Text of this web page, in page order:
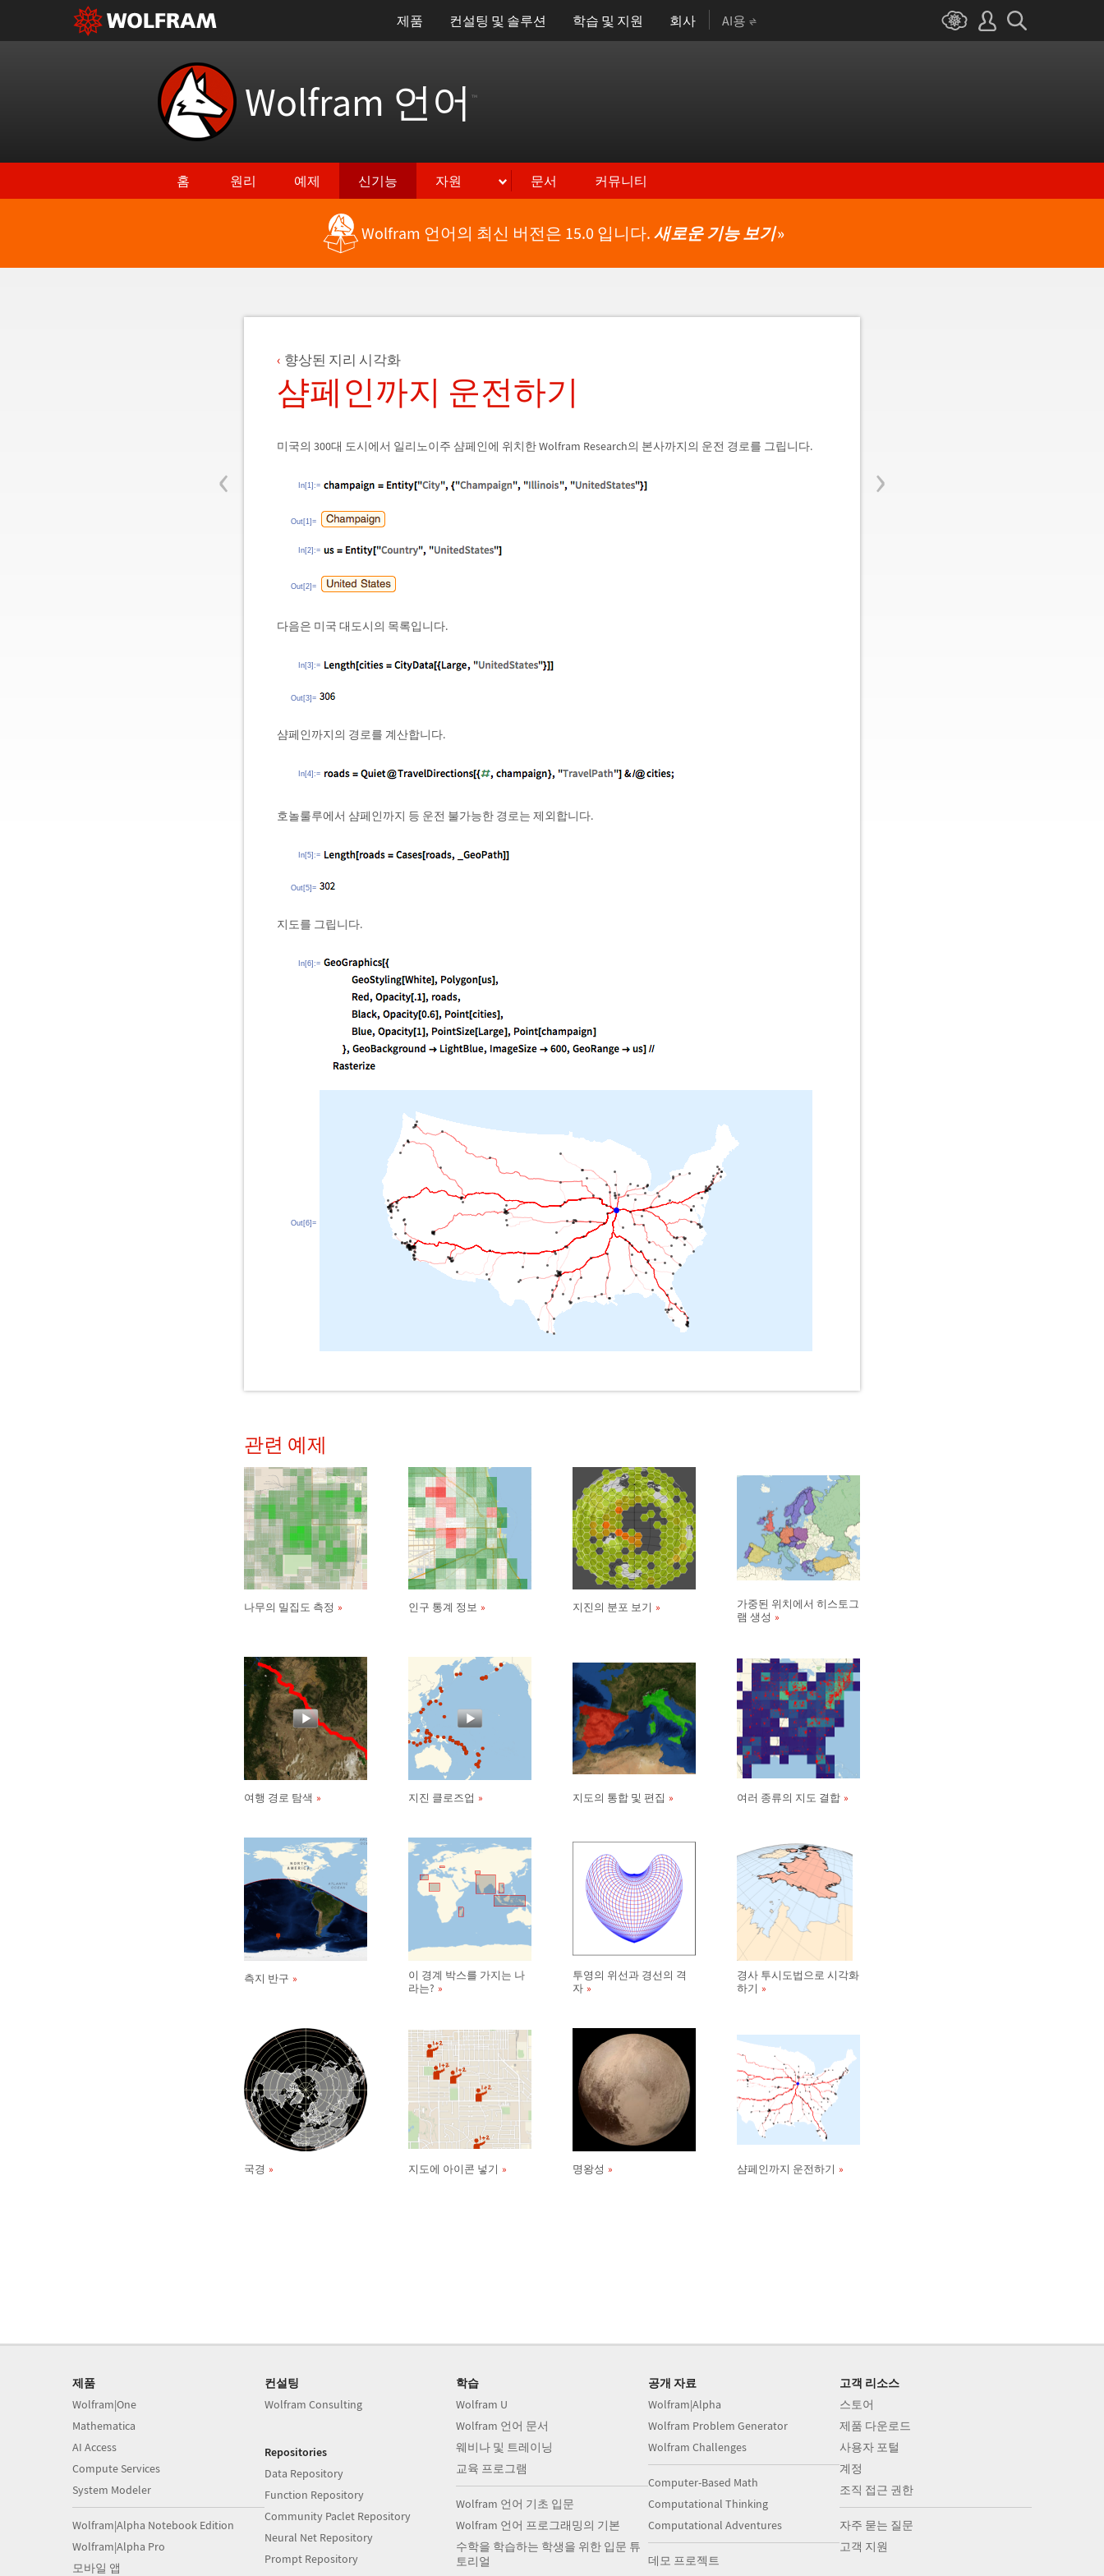
제품 컨설팅 및 솔루션 학습 및 지원 회사 AI용
Wolfram 언어 ™
홈 원리 예제 신기능 자원 문서 커뮤니티
Wolfram 언어의 최신 버전은 15.0 입니다. 새로운 기능 보기»
‹ ›
향상된 지리 시각화
샴페인까지 운전하기
미국의 300대 도시에서 일리노이주 샴페인에 위치한 Wolfram Research의 본사까지의 운전 경로를 그립니다.
In[1]:=
Out[1]=
In[2]:=
Out[2]=
다음은 미국 대도시의 목록입니다.
In[3]:=
Out[3]=
샴페인까지의 경로를 계산합니다.
In[4]:=
호놀룰루에서 샴페인까지 등 운전 불가능한 경로는 제외합니다.
In[5]:=
Out[5]=
지도를 그립니다.
In[6]:=
Out[6]=
관련 예제
나무의 밀집도 측정 인구 통계 정보 지진의 분포 보기
가중된 위치에서 히스토그
램 생성
여행 경로 탐색 지진 클로즈업 지도의 통합 및 편집 여러 종류의 지도 결합
측지 반구
이 경계 박스를 가지는 나
라는?
투영의 위선과 경선의 격
자
경사 투시도법으로 시각화
하기
국경 지도에 아이콘 넣기 명왕성 샴페인까지 운전하기
제품
Wolfram|One
Mathematica
AI Access
Compute Services
System Modeler
Wolfram|Alpha Notebook Edition
Wolfram|Alpha Pro
모바일 앱
컨설팅
Wolfram Consulting
Repositories
Data Repository
Function Repository
Community Paclet Repository
Neural Net Repository
Prompt Repository
학습
Wolfram U
Wolfram 언어 문서
웨비나 및 트레이닝
교육 프로그램
Wolfram 언어 기초 입문
Wolfram 언어 프로그래밍의 기본
수학을 학습하는 학생을 위한 입문 튜
토리얼
공개 자료
Wolfram|Alpha
Wolfram Problem Generator
Wolfram Challenges
Computer-Based Math
Computational Thinking
Computational Adventures
데모 프로젝트
고객 리소스
스토어
제품 다운로드
사용자 포털
계정
조직 접근 권한
자주 묻는 질문
고객 지원